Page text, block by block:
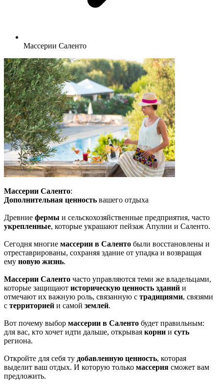
Массерии Саленто
Массерии Саленто:
Дополнительная ценность вашего отдыха
Древние фермы и сельскохозяйственные предприятия, часто
укрепленные, которые украшают пейзаж Апулии и Саленто.
Сегодня многие массерии в Саленто были восстановлены и
отреставрированы, сохраняя здание от упадка и возвращая
ему новую жизнь.
Массерии Саленто часто управляются теми же владельцами,
которые защищают историческую ценность зданий и
отмечают их важную роль, связанную с традициями, связями
с территорией и самой землей.
Вот почему выбор массерии в Саленто будет правильным:
для вас, кто хочет идти дальше, открывая корни и суть
региона.
Откройте для себя ту добавленную ценность, которая
выделит ваш отдых. И которую только массерия сможет вам
предложить.